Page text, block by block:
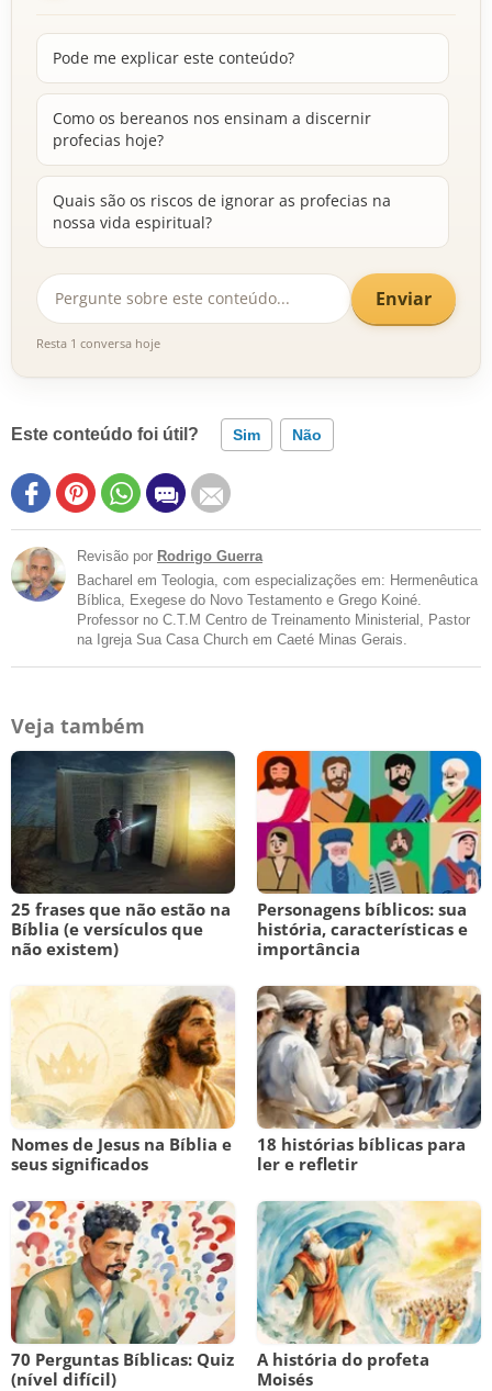
Pode me explicar este conteúdo?
Como os bereanos nos ensinam a discernir
profecias hoje?
Quais são os riscos de ignorar as profecias na
nossa vida espiritual?
Enviar
Resta 1 conversa hoje
Este conteúdo foi útil? Sim Não
Revisão por Rodrigo Guerra
Bacharel em Teologia, com especializações em: Hermenêutica
Bíblica, Exegese do Novo Testamento e Grego Koiné.
Professor no C.T.M Centro de Treinamento Ministerial, Pastor
na Igreja Sua Casa Church em Caeté Minas Gerais.
Veja também
25 frases que não estão na
Bíblia (e versículos que
não existem)
Personagens bíblicos: sua
história, características e
importância
Nomes de Jesus na Bíblia e
seus significados
18 histórias bíblicas para
ler e refletir
70 Perguntas Bíblicas: Quiz
(nível difícil)
A história do profeta
Moisés